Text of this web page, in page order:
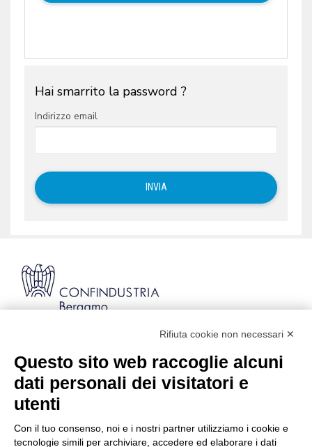
Hai smarrito la password ?
Indirizzo email
Codice Fiscale: 80021750163 | PEC:
info@pec.confindustriabergamo.it
CONFINDUSTRIA BERGAMO
Rifiuta cookie non necessari ✕
Questo sito web raccoglie alcuni
dati personali dei visitatori e
utenti
Con il tuo consenso, noi e i nostri partner utilizziamo i cookie e
tecnologie simili per archiviare, accedere ed elaborare i dati